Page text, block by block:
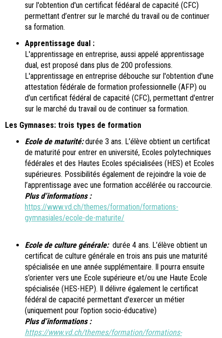
sur l'obtention d'un certificat fédéaral de capacité (CFC)
permettant d’entrer sur le marché du travail ou de continuer
sa formation.
Apprentissage dual :
L'apprentissage en entreprise, aussi appelé apprentissage
dual, est proposé dans plus de 200 professions.
L'apprentissage en entreprise débouche sur l'obtention d'une
attestation fédérale de formation professionnelle (AFP) ou
d’un certificat fédéral de capacité (CFC), permettant d'entrer
sur le marché du travail ou de continuer sa formation.
Les Gymnases: trois types de formation
Ecole de maturité:durée 3 ans. L’élève obtient un certificat
de maturité pour entrer en université, Ecoles polytechniques
fédérales et des Hautes Ecoles spécialisées (HES) et Ecoles
supérieures. Possibilités également de rejoindre la voie de
l’apprentissage avec une formation accélérée ou raccourcie.
Plus d’informations :
https://www.vd.ch/themes/formation/formations-
gymnasiales/ecole-de-maturite/
Ecole de culture générale: durée 4 ans. L’élève obtient un
certificat de culture générale en trois ans puis une maturité
spécialisée en une année supplémentaire. Il pourra ensuite
s’orienter vers une Ecole supérieure et/ou une Haute Ecole
spécialisée (HES-HEP). Il délivre également le certificat
fédéral de capacité permettant d'exercer un métier
(uniquement pour l’option socio-éducative)
Plus d’informations :
https://www.vd.ch/themes/formation/formations-